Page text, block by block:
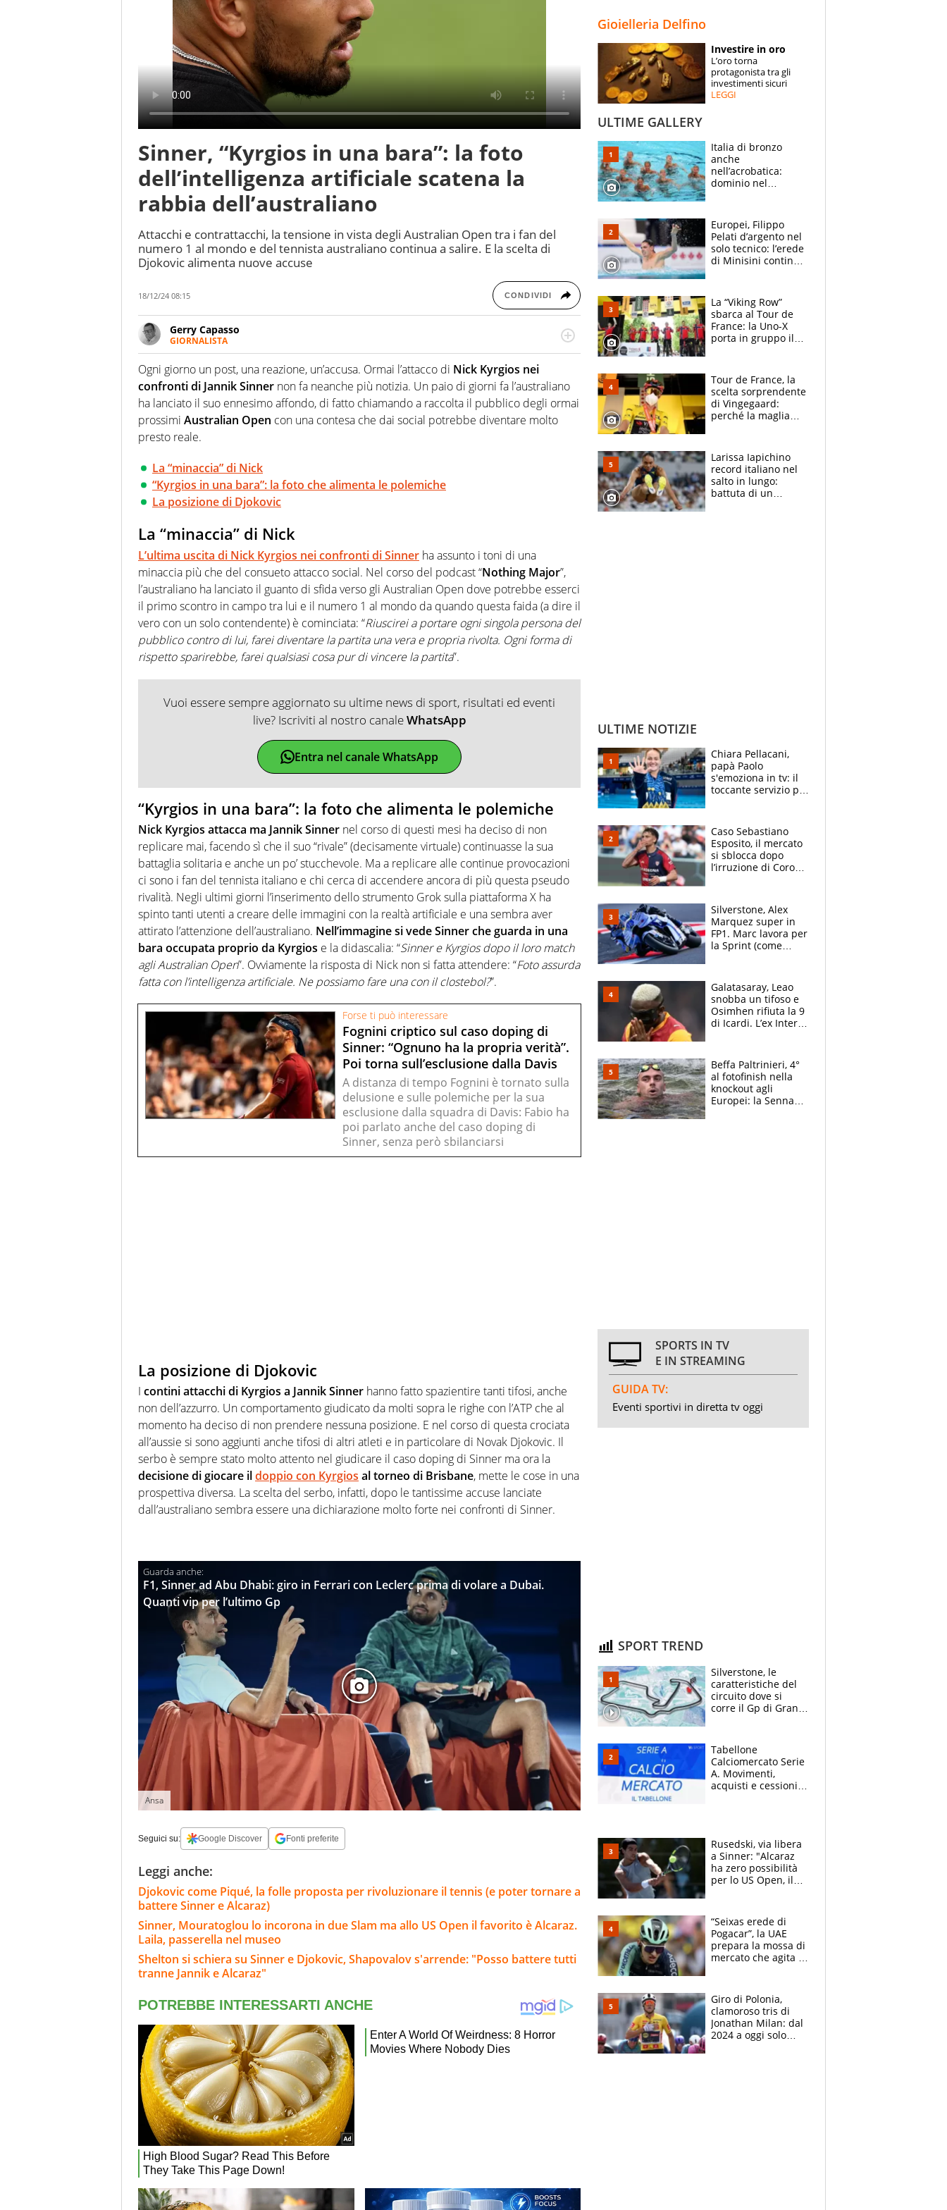
ESPERTI
CONTATTI
Sinner, “Kyrgios in una bara”: la foto
dell’intelligenza artificiale scatena la
rabbia dell’australiano
Attacchi e contrattacchi, la tensione in vista degli Australian Open tra i fan del
numero 1 al mondo e del tennista australiano continua a salire. E la scelta di
Djokovic alimenta nuove accuse
18/12/24 08:15 CONDIVIDI
Gerry Capasso
GIORNALISTA
Per lui gli sport americani non hanno segreti: basket, football, baseball e la capacità
innata di trovare la notizia dove altri non vedono granché
Ogni giorno un post, una reazione, un’accusa. Ormai l’attacco di Nick Kyrgios nei
confronti di Jannik Sinner non fa neanche più notizia. Un paio di giorni fa l’australiano
ha lanciato il suo ennesimo affondo, di fatto chiamando a raccolta il pubblico degli ormai
prossimi Australian Open con una contesa che dai social potrebbe diventare molto
presto reale.
La “minaccia” di Nick
“Kyrgios in una bara”: la foto che alimenta le polemiche
La posizione di Djokovic
La “minaccia” di Nick
L’ultima uscita di Nick Kyrgios nei confronti di Sinner ha assunto i toni di una
minaccia più che del consueto attacco social. Nel corso del podcast “Nothing Major”,
l’australiano ha lanciato il guanto di sfida verso gli Australian Open dove potrebbe esserci
il primo scontro in campo tra lui e il numero 1 al mondo da quando questa faida (a dire il
vero con un solo contendente) è cominciata: “Riuscirei a portare ogni singola persona del
pubblico contro di lui, farei diventare la partita una vera e propria rivolta. Ogni forma di
rispetto sparirebbe, farei qualsiasi cosa pur di vincere la partita”.
Vuoi essere sempre aggiornato su ultime news di sport, risultati ed eventi
live? Iscriviti al nostro canaleWhatsApp
Entra nel canale WhatsApp
“Kyrgios in una bara”: la foto che alimenta le polemiche
Nick Kyrgios attacca ma Jannik Sinner nel corso di questi mesi ha deciso di non
replicare mai, facendo sì che il suo “rivale” (decisamente virtuale) continuasse la sua
battaglia solitaria e anche un po’ stucchevole. Ma a replicare alle continue provocazioni
ci sono i fan del tennista italiano e chi cerca di accendere ancora di più questa pseudo
rivalità. Negli ultimi giorni l’inserimento dello strumento Grok sulla piattaforma X ha
spinto tanti utenti a creare delle immagini con la realtà artificiale e una sembra aver
attirato l’attenzione dell’australiano. Nell’immagine si vede Sinner che guarda in una
bara occupata proprio da Kyrgios e la didascalia: “Sinner e Kyrgios dopo il loro match
agli Australian Open”. Ovviamente la risposta di Nick non si fatta attendere: “Foto assurda
fatta con l’intelligenza artificiale. Ne possiamo fare una con il clostebol?”.
Forse ti può interessare
Fognini criptico sul caso doping di
Sinner: “Ognuno ha la propria verità”.
Poi torna sull’esclusione dalla Davis
A distanza di tempo Fognini è tornato sulla
delusione e sulle polemiche per la sua
esclusione dalla squadra di Davis: Fabio ha
poi parlato anche del caso doping di
Sinner, senza però sbilanciarsi
La posizione di Djokovic
I contini attacchi di Kyrgios a Jannik Sinner hanno fatto spazientire tanti tifosi, anche
non dell’azzurro. Un comportamento giudicato da molti sopra le righe con l’ATP che al
momento ha deciso di non prendere nessuna posizione. E nel corso di questa crociata
all’aussie si sono aggiunti anche tifosi di altri atleti e in particolare di Novak Djokovic. Il
serbo è sempre stato molto attento nel giudicare il caso doping di Sinner ma ora la
decisione di giocare ildoppio con Kyrgios al torneo di Brisbane, mette le cose in una
prospettiva diversa. La scelta del serbo, infatti, dopo le tantissime accuse lanciate
dall’australiano sembra essere una dichiarazione molto forte nei confronti di Sinner.
F1, Sinner ad Abu Dhabi: giro in Ferrari con Leclerc prima di volare a Dubai.
Quanti vip per l’ultimo Gp
Ansa
Seguici su: Google Discover Fonti preferite
Leggi anche:
Djokovic come Piqué, la folle proposta per rivoluzionare il tennis (e poter tornare a
battere Sinner e Alcaraz)
Sinner, Mouratoglou lo incorona in due Slam ma allo US Open il favorito è Alcaraz.
Laila, passerella nel museo
Shelton si schiera su Sinner e Djokovic, Shapovalov s'arrende: "Posso battere tutti
tranne Jannik e Alcaraz"
Gioielleria Delfino
Investire in oro
L’oro torna
protagonista tra gli
investimenti sicuri
LEGGI
ULTIME GALLERY
Italia di bronzo
anche
nell’acrobatica:
dominio nel
e compagni
continuare
Europei, Filippo
Pelati d’argento nel
solo tecnico: l’erede
di Minisini continua
mirino
La “Viking Row”
sbarca al Tour de
France: la Uno-X
porta in gruppo il
compagni
Tour de France, la
scelta sorprendente
di Vingegaard:
perché la maglia
rischio da evitare
Larissa Iapichino
record italiano nel
salto in lungo:
battuta di un
ULTIME NOTIZIE
Chiara Pellacani,
papà Paolo
s'emoziona in tv: il
toccante servizio per
Caso Sebastiano
Esposito, il mercato
si sblocca dopo
l’irruzione di Corona
due big
Silverstone, Alex
Marquez super in
FP1. Marc lavora per
la Sprint (come
Galatasaray, Leao
snobba un tifoso e
Osimhen rifiuta la 9
di Icardi. L’ex Inter
Beffa Paltrinieri, 4°
al fotofinish nella
knockout agli
Europei: la Senna
SPORTS IN TV
E IN STREAMING
GUIDA TV:
Eventi sportivi in diretta tv oggi
SPORT TREND
Silverstone, le
caratteristiche del
circuito dove si
corre il Gp di Gran
Tabellone
Calciomercato Serie
A. Movimenti,
acquisti e cessioni:
Rusedski, via libera
a Sinner: "Alcaraz
ha zero possibilità
per lo US Open, il
“Seixas erede di
Pogacar”, la UAE
prepara la mossa di
mercato che agita la
a Burgos
Giro di Polonia,
clamoroso tris di
Jonathan Milan: dal
2024 a oggi solo